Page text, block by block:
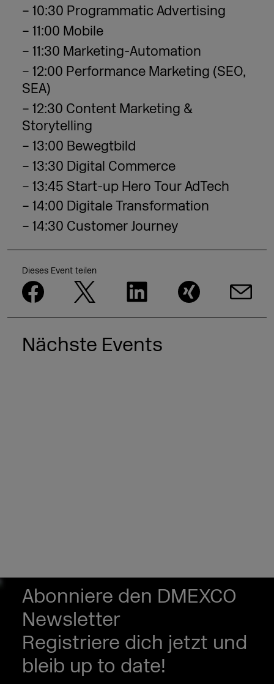
– 10:30 Programmatic Advertising
– 11:00 Mobile
– 11:30 Marketing-Automation
– 12:00 Performance Marketing (SEO,
SEA)
– 12:30 Content Marketing &
Storytelling
– 13:00 Bewegtbild
– 13:30 Digital Commerce
– 13:45 Start-up Hero Tour AdTech
– 14:00 Digitale Transformation
– 14:30 Customer Journey
Dieses Event teilen
Nächste Events
Abonniere den DMEXCO
Newsletter
Registriere dich jetzt und
bleib up to date!